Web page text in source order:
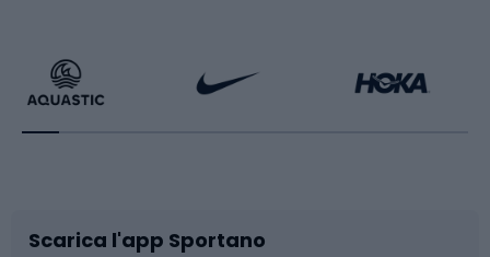
Bikepacking
Bushcraft
Sport con le racchette
Slitte e slittini
Scarica l'app Sportano